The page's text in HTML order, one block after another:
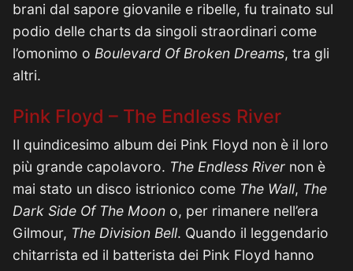
brani dal sapore giovanile e ribelle, fu trainato sul
podio delle charts da singoli straordinari come
l’omonimo o Boulevard Of Broken Dreams, tra gli
altri.
Pink Floyd – The Endless River
Il quindicesimo album dei Pink Floyd non è il loro
più grande capolavoro. The Endless River non è
mai stato un disco istrionico come The Wall, The
Dark Side Of The Moon o, per rimanere nell’era
Gilmour, The Division Bell. Quando il leggendario
chitarrista ed il batterista dei Pink Floyd hanno